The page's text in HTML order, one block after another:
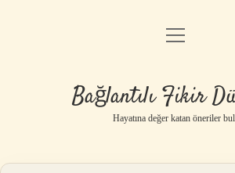
Anasayfa
Yasal Uyarı
menüyü
Bağlantılı Fikir
Hayatına değer katan öneriler